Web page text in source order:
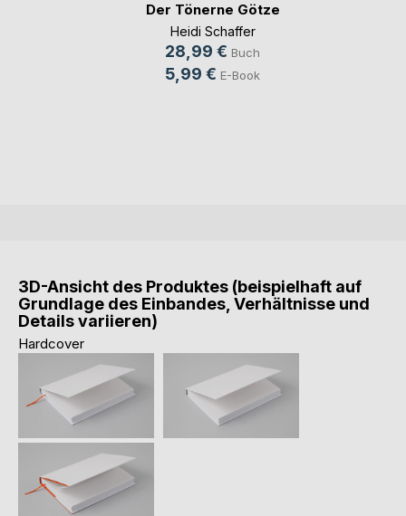
Der Tönerne Götze
Heidi Schaffer
28,99 € Buch
5,99 € E-Book
3D-Ansicht des Produktes (beispielhaft auf
Grundlage des Einbandes, Verhältnisse und
Details variieren)
Hardcover